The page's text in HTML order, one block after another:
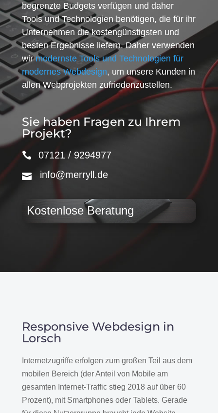
begrenzte Budgets verfügen und daher
Tools und Technologien benötigen, die für ihr
Unternehmen die kostengünstigsten und
besten Ergebnisse liefern. Daher verwenden
wirmodernste Tools und Technologien für
modernes Webdesign, um unsere Kunden in
allen Webprojekten zufriedenzustellen.
Sie haben Fragen zu Ihrem
Projekt?
07121 / 9294977
info@merryll.de
Kostenlose Beratung
Responsive Webdesign in
Lorsch
Internetzugriffe erfolgen zum großen Teil aus dem
mobilen Bereich (der Anteil von Mobile am
gesamten Internet-Traffic stieg 2018 auf über 60
Prozent), mit Smartphones oder Tablets. Gerade